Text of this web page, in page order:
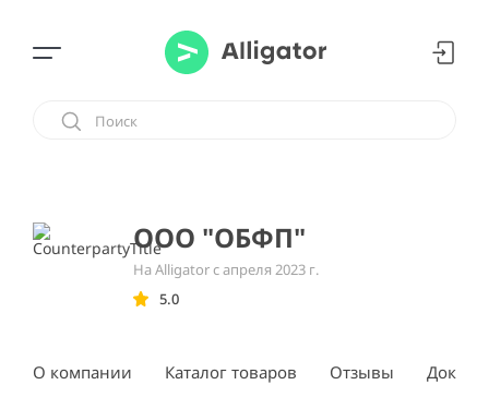
ООО "ОБФП"
На Alligator с апреля 2023 г.
5.0
О компании Каталог товаров Отзывы